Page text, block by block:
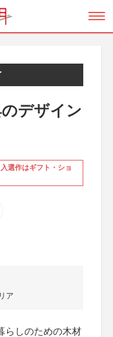
デザイン
選作はギフト・ショ
ア
らしのための木材